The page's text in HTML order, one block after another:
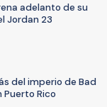
adelanto de su
Jordan 23
del imperio de Bad
Puerto Rico